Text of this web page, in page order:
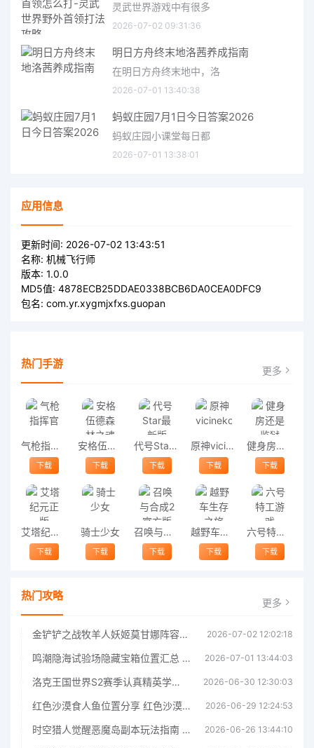
灵武世界游戏中有很多
2026-07-02 09:31:36
明日方舟终末地洛茜养成指南
在明日方舟终末地中，洛
2026-07-01 13:40:38
蚂蚁庄园7月1日今日答案2026
蚂蚁庄园小课堂每日都
2026-07-01 13:38:01
应用信息
更新时间: 2026-07-02 13:43:51
名称: 机械飞行师
版本: 1.0.0
MD5值: 4878ECB25DDAE0338BCB6DA0CEA0DFC9
包名: com.yr.xygmjxfxs.guopan
热门手游 更多
气枪指挥官
下载
安格伍德森林之魂汉化版
下载
代号Star最新版
下载
原神vicineko
下载
健身房还是监狱
下载
艾塔纪元正版
下载
骑士少女
下载
召唤与合成2官方版
下载
越野车生存之旅
下载
六号特工游戏
下载
热门攻略 更多
金铲铲之战牧羊人妖姬莫甘娜阵容玩法指南金铲铲之战牧羊人妖姬莫甘娜阵容玩法 2026-07-02 12:02:18
鸣潮隐海试验场隐藏宝箱位置汇总 鸣潮隐海试验场隐藏基准宝箱获取指南 2026-07-01 13:44:03
洛克王国世界S2赛季认真精英学者打法指南 洛克王国世界S2赛季认真精英学者怎么打 2026-06-30 12:30:03
红色沙漠食人鱼位置分享 红色沙漠食人鱼位置一览 2026-06-29 12:24:53
时空猎人觉醒恶魔岛副本玩法指南 时空猎人觉醒恶魔岛副本玩法攻略 2026-06-26 13:44:10